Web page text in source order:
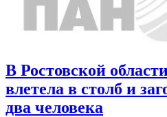
В Ростовской
влетела в столб и
два человека